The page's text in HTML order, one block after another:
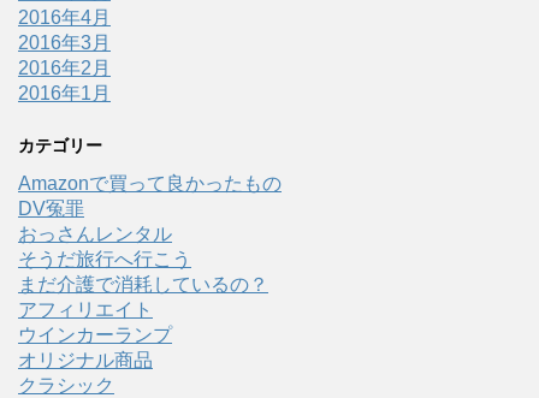
2016年4月
2016年3月
2016年2月
2016年1月
カテゴリー
Amazonで買って良かったもの
DV冤罪
おっさんレンタル
そうだ旅行へ行こう
まだ介護で消耗しているの？
アフィリエイト
ウインカーランプ
オリジナル商品
クラシック